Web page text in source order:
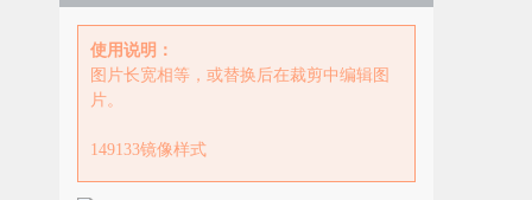
使用说明：
图片长宽相等，或替换后在裁剪中编辑图
片。
149133镜像样式